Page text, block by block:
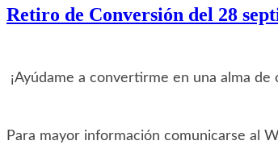
Retiro de Conversión del 28
¡Ayúdame a convertirme en una alma
Para mayor información comunicarse al